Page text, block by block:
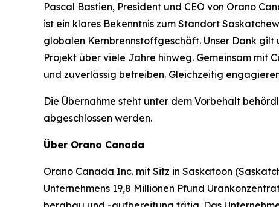
Pascal Bastien, President und CEO von Orano
ist ein klares Bekenntnis zum Standort
globalen Kernbrennstoffgeschäft. Unser Dank
Projekt über viele Jahre hinweg. Gemeinsam
und zuverlässig betreiben. Gleichzeitig
Die Übernahme steht unter dem Vorbehalt
abgeschlossen werden.
Über Orano Canada
Orano Canada Inc. mit Sitz in Saskatoon
Unternehmens 19,8 Millionen Pfund